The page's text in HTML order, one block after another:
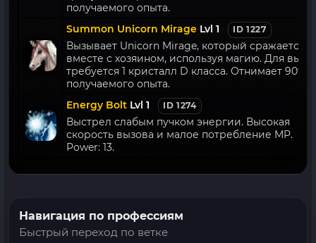
получаемого опыта.
Summon Unicorn Mirage Lvl 1 ID 1227
Вызывает Unicorn Mirage, который сражается
вместе с хозяином, используя магию. Для
требуется 1 кристалл D класса. Отнимает 90%
получаемого опыта.
Energy Bolt Lvl 1 ID 1274
Выстрел слабым пучком энергии. Высокая
скорость вызова и малое потребление MP.
Power: 13.
Навигация по профессиям
Быстрый переход по ветке